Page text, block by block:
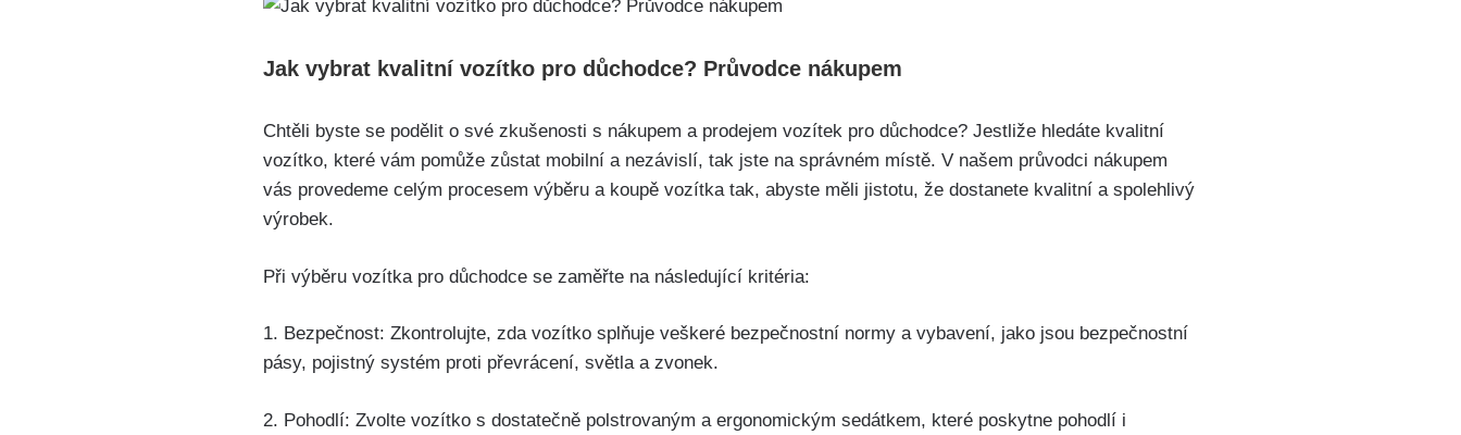
Jak vybrat kvalitní vozítko pro důchodce? Průvodce nákupem
Chtěli byste se podělit o své zkušenosti s nákupem a prodejem vozítek pro důchodce? Jestliže hledáte kvalitní
vozítko, které vám pomůže zůstat mobilní a nezávislí, tak jste na správném místě. V našem průvodci nákupem
vás provedeme celým procesem výběru a koupě vozítka tak, abyste měli jistotu, že dostanete kvalitní a spolehlivý
výrobek.
Při výběru vozítka pro důchodce se zaměřte na následující kritéria:
1. Bezpečnost: Zkontrolujte, zda vozítko splňuje veškeré bezpečnostní normy a vybavení, jako jsou bezpečnostní
pásy, pojistný systém proti převrácení, světla a zvonek.
2. Pohodlí: Zvolte vozítko s dostatečně polstrovaným a ergonomickým sedátkem, které poskytne pohodlí i